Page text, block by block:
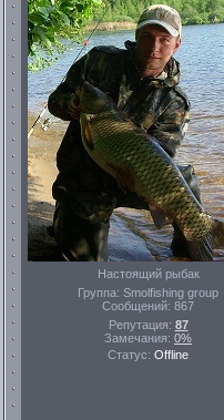
Настоящий рыбак
Группа: Smolfishing group
Сообщений: 867
Репутация: 87
Замечания: 0%
Статус: Offline